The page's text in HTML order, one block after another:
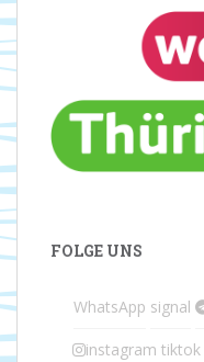
FOLGE UNS
WhatsApp signal
instagram tiktok